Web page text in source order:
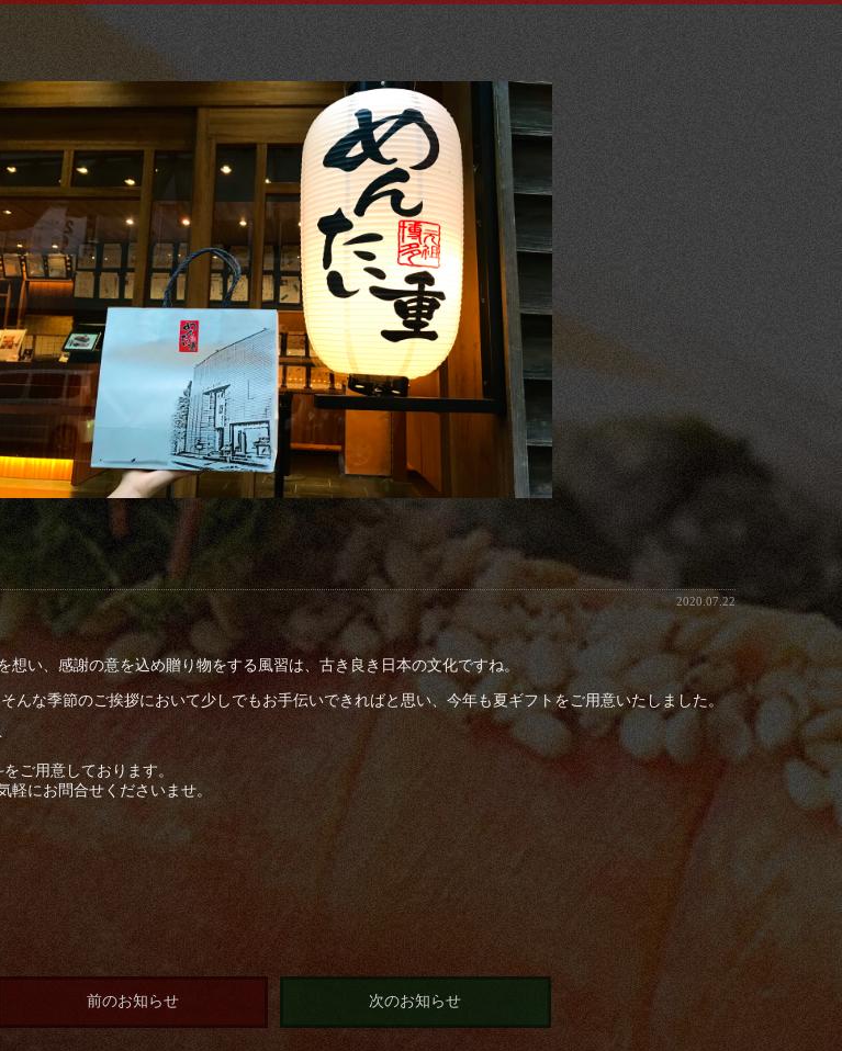
2020.07.22
想い、感謝の意を込め贈り物をする風習は、古き良き日本の文化ですね。
んな季節のご挨拶において少しでもお手伝いできればと思い、今年も夏ギフトをご用意いたしました。
ご用意しております。
軽にお問合せくださいませ。
前のお知らせ 次のお知らせ